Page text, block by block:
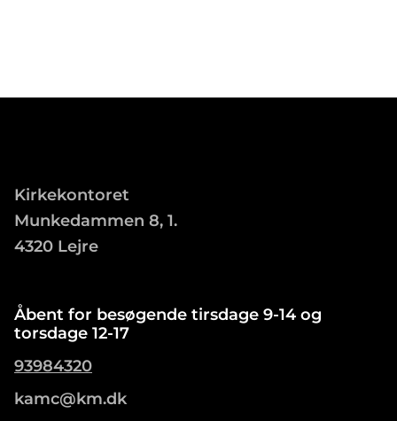
Kirkekontoret
Munkedammen 8, 1.
4320 Lejre
Åbent for besøgende tirsdage 9-14 og
torsdage 12-17
93984320
kamc@km.dk